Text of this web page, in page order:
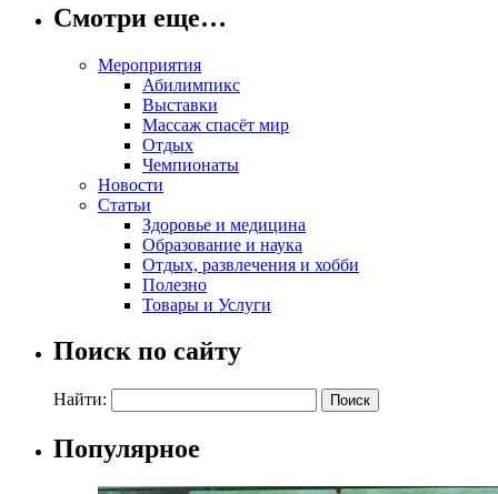
Смотри еще…
Мероприятия
Абилимпикс
Выставки
Массаж спасёт мир
Отдых
Чемпионаты
Новости
Статьи
Здоровье и медицина
Образование и наука
Отдых, развлечения и хобби
Полезно
Товары и Услуги
Поиск по сайту
Найти:
Популярное